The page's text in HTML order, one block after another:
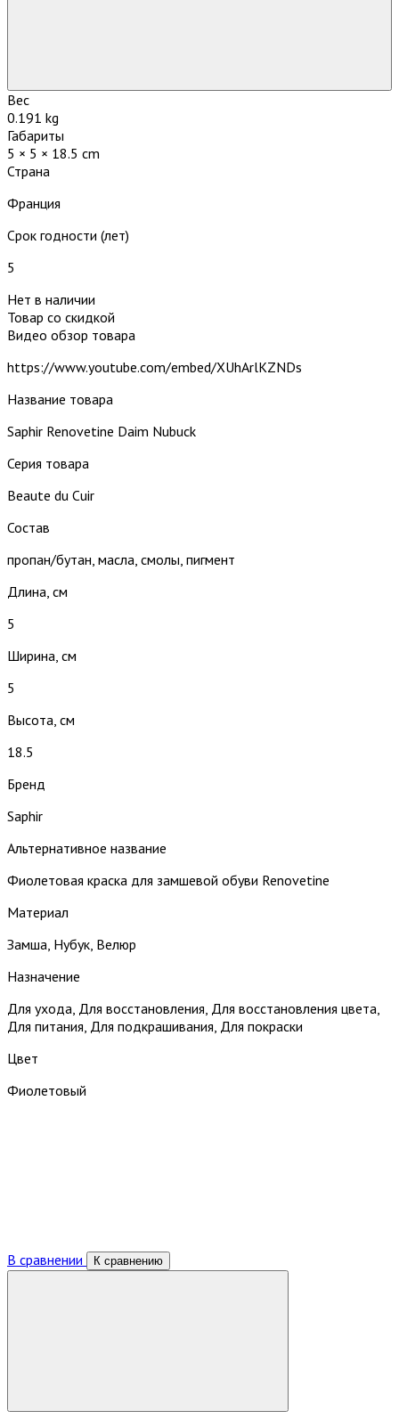
Вес
0.191 kg
Габариты
5 × 5 × 18.5 cm
Страна
Франция
Срок годности (лет)
5
Нет в наличии
Товар со скидкой
Видео обзор товара
https://www.youtube.com/embed/XUhArlKZNDs
Название товара
Saphir Renovetine Daim Nubuck
Серия товара
Beaute du Cuir
Состав
пропан/бутан, масла, смолы, пигмент
Длина, см
5
Ширина, см
5
Высота, см
18.5
Бренд
Saphir
Альтернативное название
Фиолетовая краска для замшевой обуви Renovetine
Материал
Замша, Нубук, Велюр
Назначение
Для ухода, Для восстановления, Для восстановления цвета,
Для питания, Для подкрашивания, Для покраски
Цвет
Фиолетовый
В сравнении К сравнению